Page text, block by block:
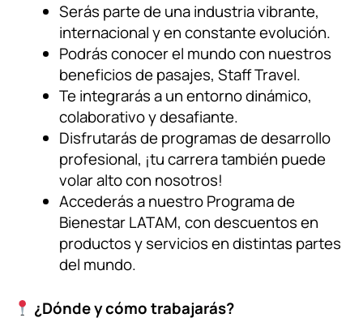
Serás parte de una industria vibrante,
internacional y en constante evolución.
Podrás conocer el mundo con nuestros
beneficios de pasajes, Staff Travel.
Te integrarás a un entorno dinámico,
colaborativo y desafiante.
Disfrutarás de programas de desarrollo
profesional, ¡tu carrera también puede
volar alto con nosotros!
Accederás a nuestro Programa de
Bienestar LATAM, con descuentos en
productos y servicios en distintas partes
del mundo.
¿Dónde y cómo trabajarás?